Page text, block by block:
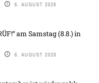
6. AUGUST 2026
am Samstag (8.8.) in
6. AUGUST 2026